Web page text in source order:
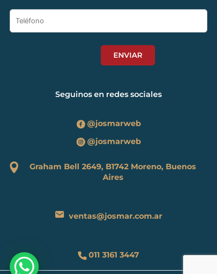
Seguinos en redes sociales
@josmarweb
@josmarweb
Graham Bell 2649, B1742 Moreno, Buenos
Aires
ventas@josmar.com.ar
011 3161 3447